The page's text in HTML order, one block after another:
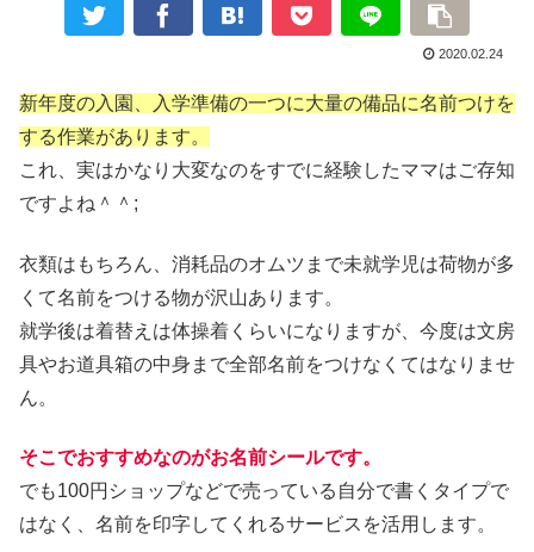
2020.02.24
新年度の入園、入学準備の一つに大量の備品に名前つけを
する作業があります。
これ、実はかなり大変なのをすでに経験したママはご存知
ですよね＾＾;
衣類はもちろん、消耗品のオムツまで未就学児は荷物が多
くて名前をつける物が沢山あります。
就学後は着替えは体操着くらいになりますが、今度は文房
具やお道具箱の中身まで全部名前をつけなくてはなりませ
ん。
そこでおすすめなのがお名前シールです。
でも100円ショップなどで売っている自分で書くタイプで
はなく、名前を印字してくれるサービスを活用します。